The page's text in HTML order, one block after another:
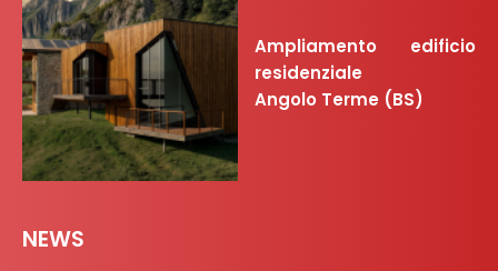
Ampliamento edificio
residenziale
Angolo Terme (BS)
NEWS